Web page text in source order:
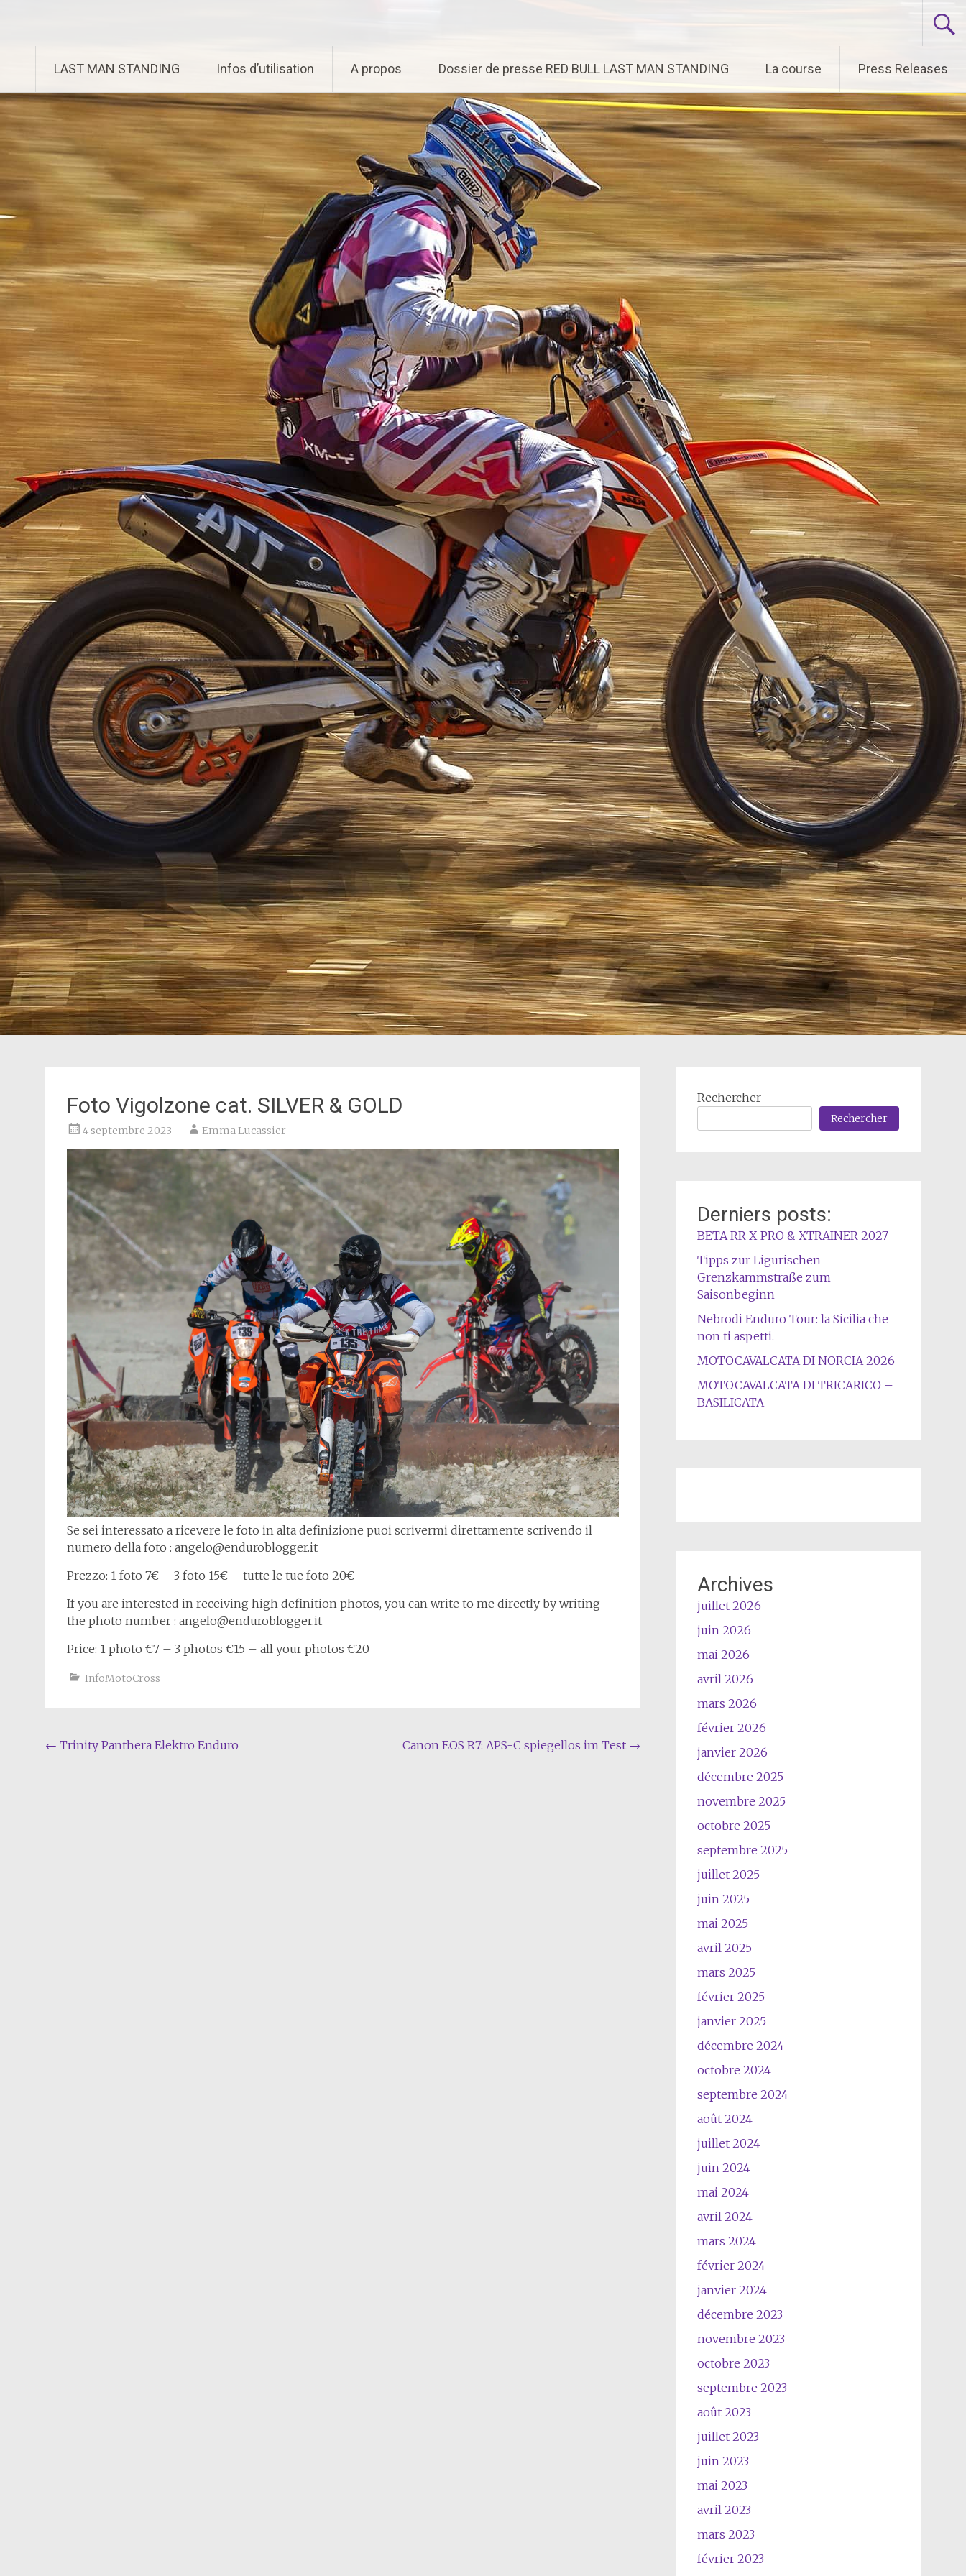
contenu
LAST MAN STANDING Infos d’utilisation A propos Dossier de presse RED BULL LAST MAN STANDING La course Press Releases
Foto Vigolzone cat. SILVER & GOLD
4 septembre 2023 Emma Lucassier
Se sei interessato a ricevere le foto in alta definizione puoi scrivermi direttamente scrivendo il
numero della foto : angelo@enduroblogger.it
Prezzo: 1 foto 7€ – 3 foto 15€ – tutte le tue foto 20€
If you are interested in receiving high definition photos, you can write to me directly by writing
the photo number : angelo@enduroblogger.it
Price: 1 photo €7 – 3 photos €15 – all your photos €20
InfoMotoCross
Navigation
← Trinity Panthera Elektro Enduro Canon EOS R7: APS-C spiegellos im Test →
Rechercher
Rechercher
Derniers posts:
BETA RR X-PRO & XTRAINER 2027
Tipps zur Ligurischen
Grenzkammstraße zum
Saisonbeginn
Nebrodi Enduro Tour: la Sicilia che
non ti aspetti.
MOTOCAVALCATA DI NORCIA 2026
MOTOCAVALCATA DI TRICARICO –
BASILICATA
Archives
juillet 2026
juin 2026
mai 2026
avril 2026
mars 2026
février 2026
janvier 2026
décembre 2025
novembre 2025
octobre 2025
septembre 2025
juillet 2025
juin 2025
mai 2025
avril 2025
mars 2025
février 2025
janvier 2025
décembre 2024
octobre 2024
septembre 2024
août 2024
juillet 2024
juin 2024
mai 2024
avril 2024
mars 2024
février 2024
janvier 2024
décembre 2023
novembre 2023
octobre 2023
septembre 2023
août 2023
juillet 2023
juin 2023
mai 2023
avril 2023
mars 2023
février 2023